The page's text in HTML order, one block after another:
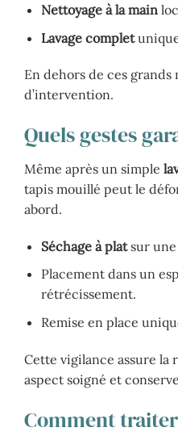
Nettoyage à la main
Lavage complet
En dehors de ces
d’intervention.
Quels gestes
Même après un simple
tapis mouillé peut le
abord.
Séchage à platsur une
Placement dans un
rétrécissement.
Remise en place
Cette vigilance assure la
aspect soigné et
Comment